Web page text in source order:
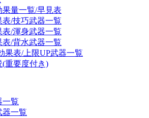
量一覧/早見表
/技巧武器一覧
/渾身武器一覧
/背水武器一覧
果表/上限UP武器一覧
重要度付き)
一覧
器一覧